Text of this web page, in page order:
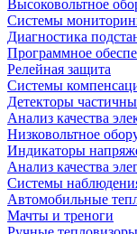
Высоковольтное
Системы
Диагностика
Программное
Релейная защита
Системы
Детекторы
Анализ качества
Низковольтное
Индикаторы
Анализ качества
Системы
Автомобильные
Мачты и треноги